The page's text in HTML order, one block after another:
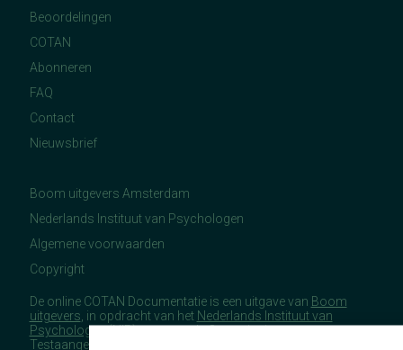
Beoordelingen
COTAN
Abonneren
FAQ
Contact
Nieuwsbrief
Boom uitgevers Amsterdam
Nederlands Instituut van Psychologen
Algemene voorwaarden
Copyright
De online COTAN Documentatie is een uitgave van Boom
uitgevers , in opdracht van het Nederlands Instituut van
Psychologen(NIP), namens de Commissie
Testaangelegenheden Nederland (COTAN).